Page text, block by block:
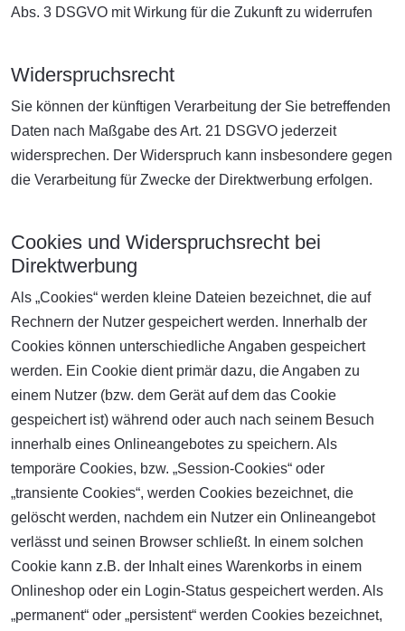
Abs. 3 DSGVO mit Wirkung für die Zukunft zu widerrufen
Widerspruchsrecht
Sie können der künftigen Verarbeitung der Sie betreffenden
Daten nach Maßgabe des Art. 21 DSGVO jederzeit
widersprechen. Der Widerspruch kann insbesondere gegen
die Verarbeitung für Zwecke der Direktwerbung erfolgen.
Cookies und Widerspruchsrecht bei
Direktwerbung
Als „Cookies“ werden kleine Dateien bezeichnet, die auf
Rechnern der Nutzer gespeichert werden. Innerhalb der
Cookies können unterschiedliche Angaben gespeichert
werden. Ein Cookie dient primär dazu, die Angaben zu
einem Nutzer (bzw. dem Gerät auf dem das Cookie
gespeichert ist) während oder auch nach seinem Besuch
innerhalb eines Onlineangebotes zu speichern. Als
temporäre Cookies, bzw. „Session-Cookies“ oder
„transiente Cookies“, werden Cookies bezeichnet, die
gelöscht werden, nachdem ein Nutzer ein Onlineangebot
verlässt und seinen Browser schließt. In einem solchen
Cookie kann z.B. der Inhalt eines Warenkorbs in einem
Onlineshop oder ein Login-Status gespeichert werden. Als
„permanent“ oder „persistent“ werden Cookies bezeichnet,